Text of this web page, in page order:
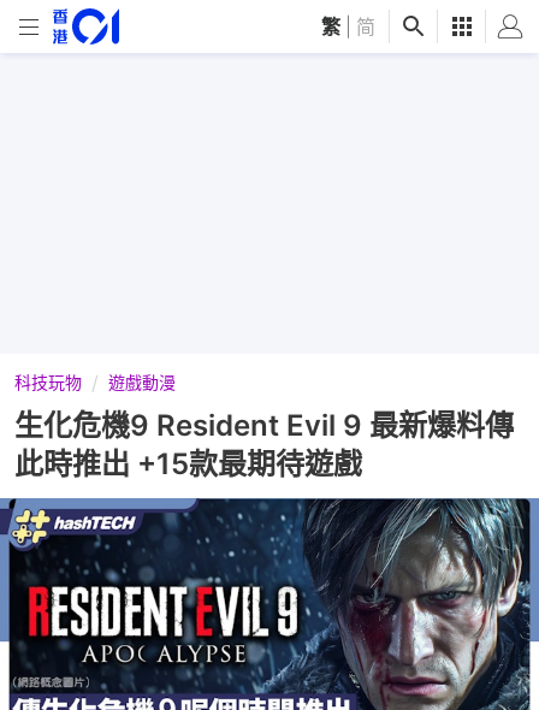
繁 简
科技玩物 遊戲動漫
生化危機9 Resident Evil 9 最新爆料傳
此時推出 +15款最期待遊戲